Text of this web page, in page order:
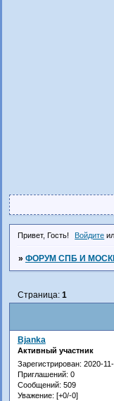
Привет, Гость! Войдите
» ФОРУМ СПБ И
Страница: 1
Bjanka
Активный участник
Зарегистрирован: 2020-
Приглашений: 0
Сообщений: 509
Уважение: [+0/-0]